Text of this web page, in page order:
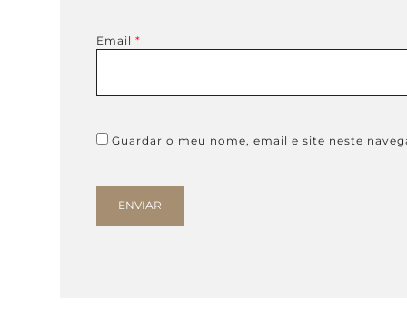
Email *
Guardar o meu nome, email e site neste